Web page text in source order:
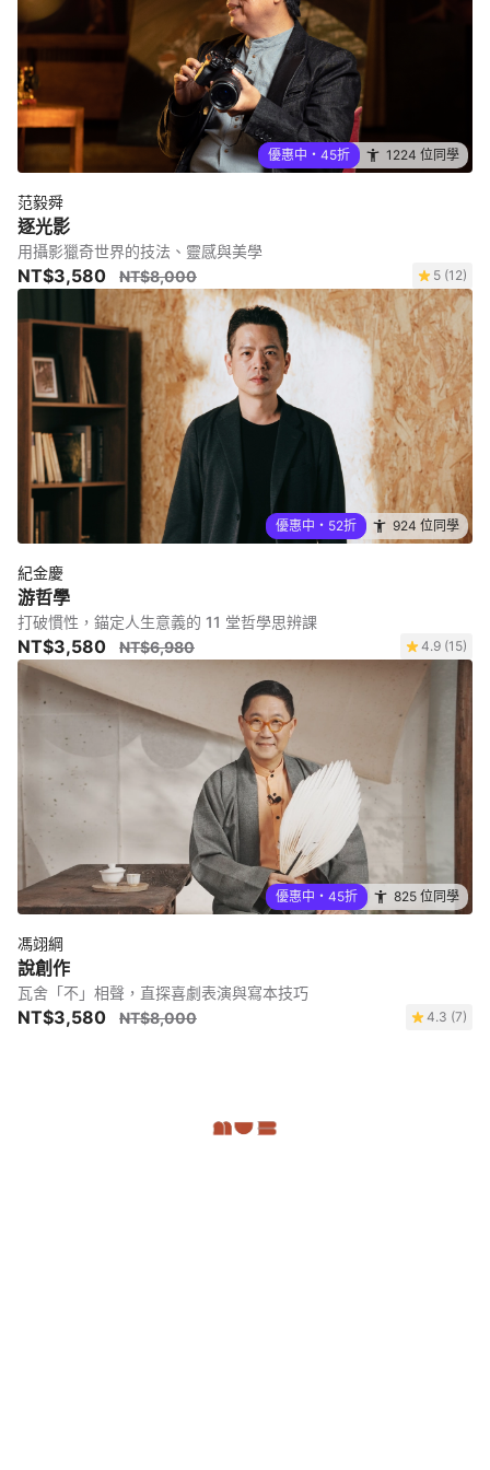
優惠中・45折 1224 位同學
范毅舜
逐光影
用攝影獵奇世界的技法、靈感與美學
NT$3,580 NT$8,000 5 (12)
優惠中・52折 924 位同學
紀金慶
游哲學
打破慣性，錨定人生意義的 11 堂哲學思辨課
NT$3,580 NT$6,980 4.9 (15)
優惠中・45折 825 位同學
馮翊綱
說創作
瓦舍「不」相聲，直探喜劇表演與寫本技巧
NT$3,580 NT$8,000 4.3 (7)